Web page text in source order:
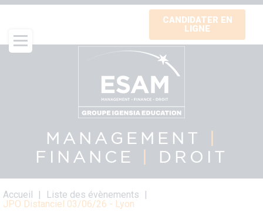
Aller
contenu
principal
CANDIDATER EN
LIGNE
MANAGEMENT
FINANCE
DROIT
Fil
d'Ariane
Accueil
Liste des évènements
JPO Distanciel 03/06/26 - Lyon